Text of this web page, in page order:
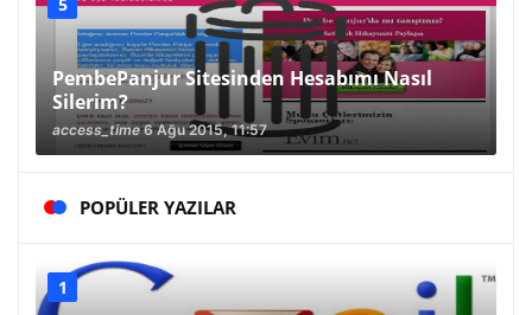
PembePanjur Sitesinden Hesabımı Nasıl
Silerim?
access_time6 Ağu 2015, 11:57
POPÜLER YAZILAR